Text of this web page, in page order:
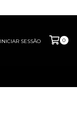
INICIAR SESSÃO 0